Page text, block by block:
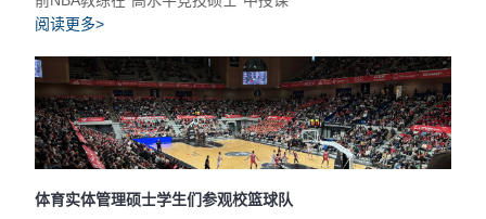
阅读更多>
体育实体管理硕士学生们参观校篮球队